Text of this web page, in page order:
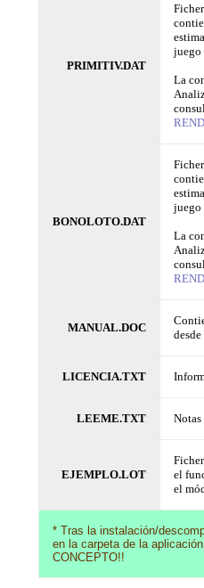
PRIMITIV.DAT
La
BONOLOTO.DAT
La
MANUAL.DOC
LICENCIA.TXT
LEEME.TXT
EJEMPLO.LOT
el
el
* Tras la instalación/
en la carpeta de la
CONCEPTO!!